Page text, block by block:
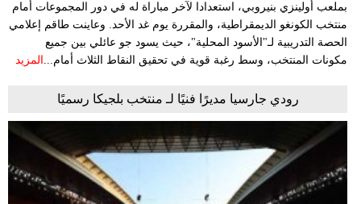
بملعب أولينزي بنيروبي، استعدادا لآخر مباراة له في دور المجموعات أمام
منتخب الكونغو الديمقراطية، والمقررة يوم غد الأحد. وعاينت طاقم إعلامي
الحصة التدريبية لـ"الأسود المحلية"، حيث يسود جو عائلي بين جميع
مكونات المنتخب، وسط رغبة قوية في تحقيق النقاط الثلاث أمام... المزيد
رودي جارسيا مديرًا فنيًا لـ منتخب بلجيكا رسميًا